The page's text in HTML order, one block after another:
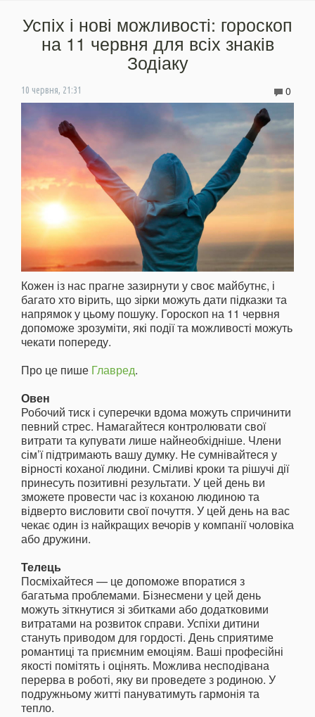
Успіх і нові можливості: гороскоп
на 11 червня для всіх знаків
Зодіаку
10 червня, 21:31 0
Кожен із нас прагне зазирнути у своє майбутнє, і
багато хто вірить, що зірки можуть дати підказки та
напрямок у цьому пошуку. Гороскоп на 11 червня
допоможе зрозуміти, які події та можливості можуть
чекати попереду.
Про це пише Главред.
Овен
Робочий тиск і суперечки вдома можуть спричинити
певний стрес. Намагайтеся контролювати свої
витрати та купувати лише найнеобхідніше. Члени
сім’ї підтримають вашу думку. Не сумнівайтеся у
вірності коханої людини. Сміливі кроки та рішучі дії
принесуть позитивні результати. У цей день ви
зможете провести час із коханою людиною та
відверто висловити свої почуття. У цей день на вас
чекає один із найкращих вечорів у компанії чоловіка
або дружини.
Телець
Посміхайтеся — це допоможе впоратися з
багатьма проблемами. Бізнесмени у цей день
можуть зіткнутися зі збитками або додатковими
витратами на розвиток справи. Успіхи дитини
стануть приводом для гордості. День сприятиме
романтиці та приємним емоціям. Ваші професійні
якості помітять і оцінять. Можлива несподівана
перерва в роботі, яку ви проведете з родиною. У
подружньому житті пануватимуть гармонія та
тепло.